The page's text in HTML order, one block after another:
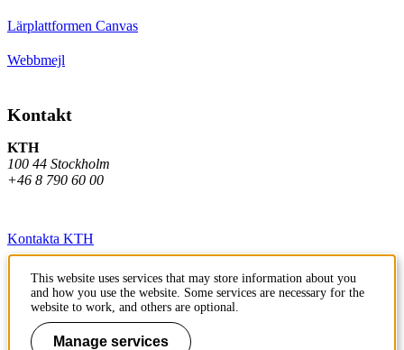
Lärplattformen Canvas
Webbmejl
Kontakt
KTH
100 44 Stockholm
+46 8 790 60 00
Kontakta KTH
Jobba på KTH
Press och media
Faktura och betalning KTH
This website uses services that may store information about you
and how you use the website. Some services are necessary for the
website to work, and others are optional.
Manage services